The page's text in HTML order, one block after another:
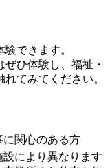
できます。
ひ体験し、福祉・
てみてください。
関心のある方
により異なります